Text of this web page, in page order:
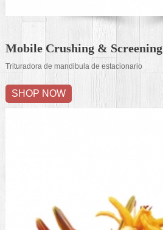
Mobile Crushing & Screening
Trituradora de mandibula de estacionario
SHOP NOW